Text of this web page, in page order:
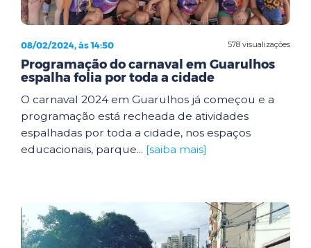
578 visualizações
08/02/2024, às 14:50
Programação do carnaval em Guarulhos
espalha folia por toda a cidade
O carnaval 2024 em Guarulhos já começou e a
programação está recheada de atividades
espalhadas por toda a cidade, nos espaços
educacionais, parque... [saiba mais]